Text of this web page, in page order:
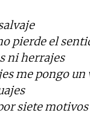
pierde el
ni herrajes
me pongo un
siete motivos